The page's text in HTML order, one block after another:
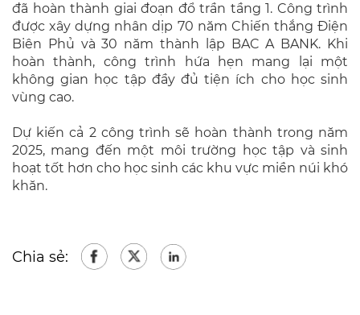
đã hoàn thành giai đoạn đổ trần tầng 1. Công trình
được xây dựng nhân dịp 70 năm Chiến thắng Điện
Biên Phủ và 30 năm thành lập BAC A BANK. Khi
hoàn thành, công trình hứa hẹn mang lại một
không gian học tập đầy đủ tiện ích cho học sinh
vùng cao.
Dự kiến cả 2 công trình sẽ hoàn thành trong năm
2025, mang đến một môi trường học tập và sinh
hoạt tốt hơn cho học sinh các khu vực miền núi khó
khăn.
Chia sẻ: